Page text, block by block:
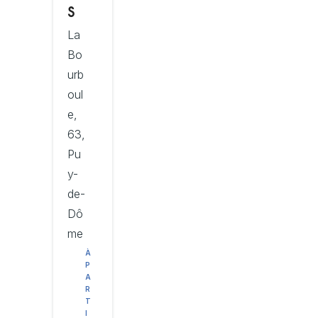
s
La
Bo
urb
oul
e,
63,
Pu
y-
de-
Dô
me
À
P
A
R
T